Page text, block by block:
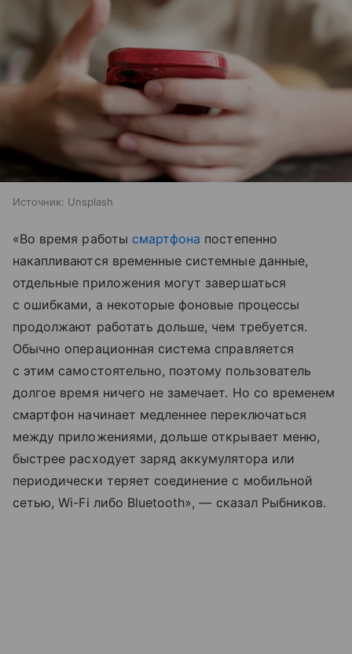
Источник: Unsplash
«Во время работы смартфона постепенно
накапливаются временные системные данные,
отдельные приложения могут завершаться
с ошибками, а некоторые фоновые процессы
продолжают работать дольше, чем требуется.
Обычно операционная система справляется
с этим самостоятельно, поэтому пользователь
долгое время ничего не замечает. Но со временем
смартфон начинает медленнее переключаться
между приложениями, дольше открывает меню,
быстрее расходует заряд аккумулятора или
периодически теряет соединение с мобильной
сетью, Wi-Fi либо Bluetooth», — сказал Рыбников.